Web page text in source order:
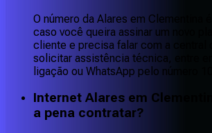
O número da Alares em Clementina
caso você queira assinar um novo
cliente e precisa falar com a central
solicitar assistência técnica, entre
ligação ou WhatsApp pelo número
Internet Alares em
a pena contratar?